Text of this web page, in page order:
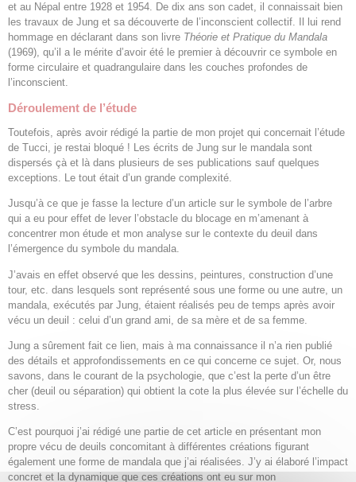
et au Népal entre 1928 et 1954. De dix ans son cadet, il connaissait bien
les travaux de Jung et sa découverte de l’inconscient collectif. Il lui rend
hommage en déclarant dans son livre Théorie et Pratique du Mandala
(1969), qu’il a le mérite d’avoir été le premier à découvrir ce symbole en
forme circulaire et quadrangulaire dans les couches profondes de
l’inconscient.
Déroulement de l’étude
Toutefois, après avoir rédigé la partie de mon projet qui concernait l’étude
de Tucci, je restai bloqué ! Les écrits de Jung sur le mandala sont
dispersés çà et là dans plusieurs de ses publications sauf quelques
exceptions. Le tout était d’un grande complexité.
Jusqu’à ce que je fasse la lecture d’un article sur le symbole de l’arbre
qui a eu pour effet de lever l’obstacle du blocage en m’amenant à
concentrer mon étude et mon analyse sur le contexte du deuil dans
l’émergence du symbole du mandala.
J’avais en effet observé que les dessins, peintures, construction d’une
tour, etc. dans lesquels sont représenté sous une forme ou une autre, un
mandala, exécutés par Jung, étaient réalisés peu de temps après avoir
vécu un deuil : celui d’un grand ami, de sa mère et de sa femme.
Jung a sûrement fait ce lien, mais à ma connaissance il n’a rien publié
des détails et approfondissements en ce qui concerne ce sujet. Or, nous
savons, dans le courant de la psychologie, que c’est la perte d’un être
cher (deuil ou séparation) qui obtient la cote la plus élevée sur l’échelle du
stress.
C’est pourquoi j’ai rédigé une partie de cet article en présentant mon
propre vécu de deuils concomitant à différentes créations figurant
également une forme de mandala que j’ai réalisées. J’y ai élaboré l’impact
concret et la dynamique que ces créations ont eu sur mon